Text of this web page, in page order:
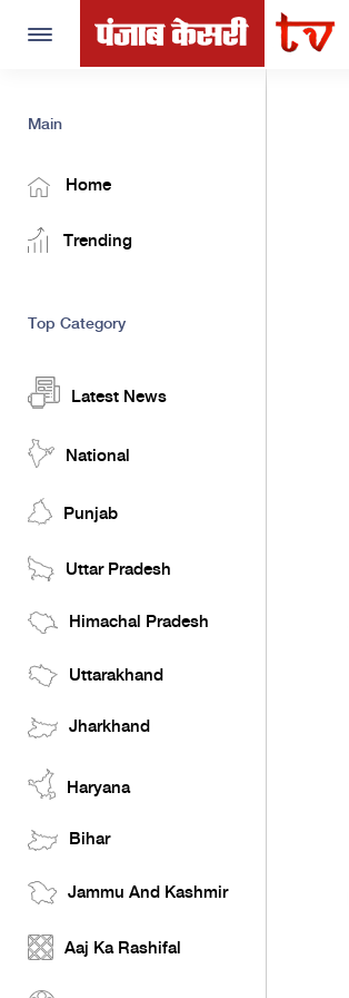
Toggle
Main
Home
Trending
Top Category
Latest News
National
Punjab
Uttar Pradesh
Himachal Pradesh
Uttarakhand
Jharkhand
Haryana
Bihar
Jammu And Kashmir
Aaj Ka Rashifal